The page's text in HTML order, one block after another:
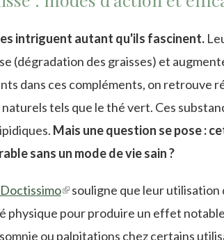
intriguent autant qu'ils fascinent.
(dégradation des graisses) et
dans ces compléments, on retrouve
tels que le thé vert. Ces
Mais une question se pose :
sans un mode de vie sain ?
Doctissimo(link
is
external)
souligne que leur
physique pour produire un effet
ou palpitations chez certains